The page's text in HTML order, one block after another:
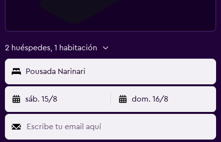
2 huéspedes, 1 habitación
Pousada Narinari
sáb. 15/8 dom. 16/8